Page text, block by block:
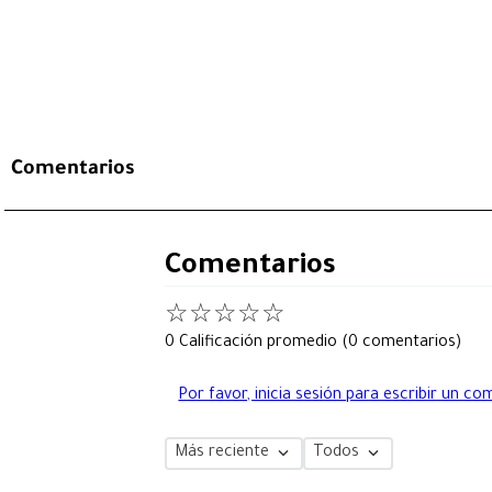
Comentarios
Comentarios
☆☆☆☆☆
0 Calificación promedio (0 comentarios)
Por favor, inicia sesión para escribir un
Más reciente Todos